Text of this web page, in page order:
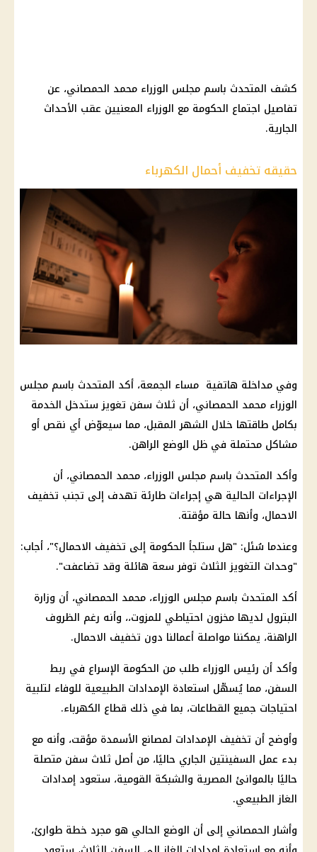
كشف المتحدث باسم مجلس الوزراء محمد الحمصاني، عن
تفاصيل اجتماع الحكومة مع الوزراء المعنيين عقب الأحداث
الجارية.
حقيقه تخفيف أحمال الكهرباء
وفي مداخلة هاتفية مساء الجمعة، أكد المتحدث باسم مجلس
الوزراء محمد الحمصاني، أن ثلاث سفن تغويز ستدخل الخدمة
بكامل طاقتها خلال الشهر المقبل، مما سيعوّض أي نقص أو
مشاكل محتملة في ظل الوضع الراهن.
وأكد المتحدث باسم مجلس الوزراء، محمد الحمصاني، أن
الإجراءات الحالية هي إجراءات طارئة تهدف إلى تجنب تخفيف
الاحمال، وأنها حالة مؤقتة.
وعندما سُئل: "هل ستلجأ الحكومة إلى تخفيف الاحمال؟"، أجاب:
"وحدات التغويز الثلاث توفر سعة هائلة وقد تضاعفت".
أكد المتحدث باسم مجلس الوزراء، محمد الحمصاني، أن وزارة
البترول لديها مخزون احتياطي للمزوت،، وأنه رغم الظروف
الراهنة، يمكننا مواصلة أعمالنا دون تخفيف الاحمال.
وأكد أن رئيس الوزراء طلب من الحكومة الإسراع في ربط
السفن، مما يُسهّل استعادة الإمدادات الطبيعية للوفاء لتلبية
احتياجات جميع القطاعات، بما في ذلك قطاع الكهرباء.
وأوضح أن تخفيف الإمدادات لمصانع الأسمدة مؤقت، وأنه مع
بدء عمل السفينتين الجاري حاليًا، من أصل ثلاث سفن متصلة
حاليًا بالموانئ المصرية والشبكة القومية، ستعود إمدادات
الغاز الطبيعي.
وأشار الحمصاني إلى أن الوضع الحالي هو مجرد خطة طوارئ،